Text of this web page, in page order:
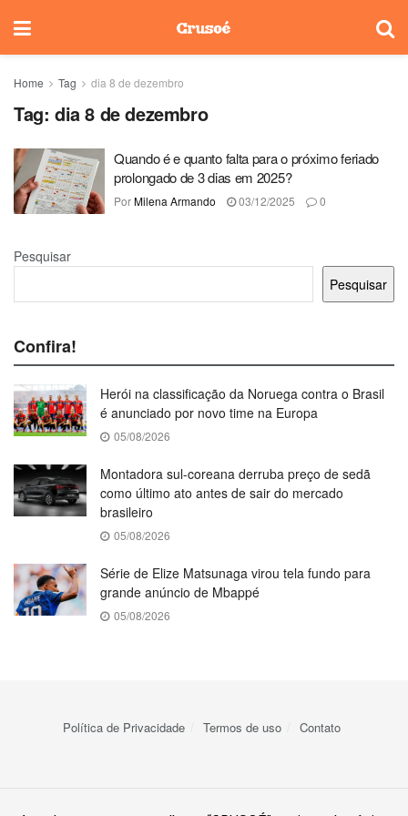
Home Tag dia 8 de dezembro
Tag: dia 8 de dezembro
Quando é e quanto falta para o próximo feriado
prolongado de 3 dias em 2025?
PorMilena Armando 03/12/2025 0
Pesquisar
Pesquisar
Confira!
Herói na classificação da Noruega contra o Brasil
é anunciado por novo time na Europa
05/08/2026
Montadora sul-coreana derruba preço de sedã
como último ato antes de sair do mercado
brasileiro
05/08/2026
Série de Elize Matsunaga virou tela fundo para
grande anúncio de Mbappé
05/08/2026
Política de Privacidade Termos de uso Contato